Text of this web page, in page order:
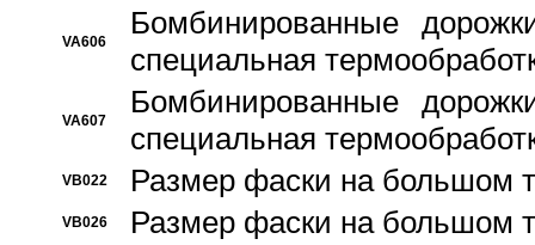
VA606
Бомбинированные
специальная
VA607
Бомбинированные
специальная
VB022 Размер фаски на большом
VB026 Размер фаски на большом